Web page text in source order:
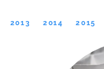
2013 2014 2015